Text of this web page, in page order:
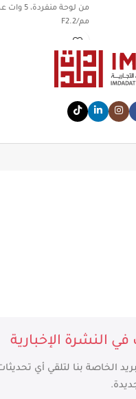
مم/F2.2
النشرة الإخبارية
الخاصة بنا لتلقي أي